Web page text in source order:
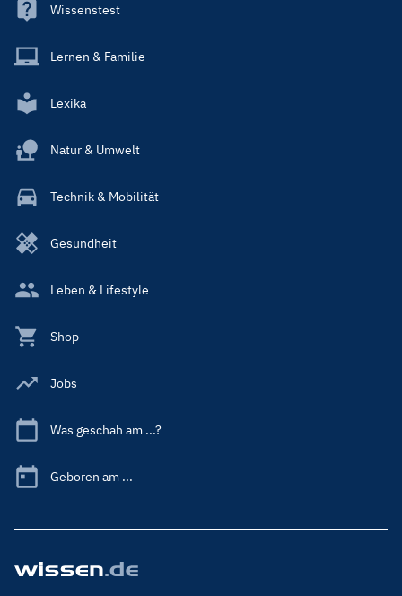
Wissenstest
Lernen & Familie
Lexika
Natur & Umwelt
Technik & Mobilität
Gesundheit
Leben & Lifestyle
Shop
Jobs
Was geschah am ...?
Geboren am ...